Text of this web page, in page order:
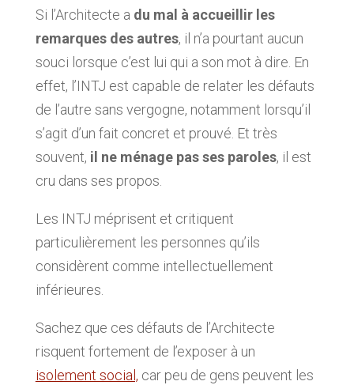
Si l’Architecte a du mal à accueillir les
remarques des autres, il n’a pourtant aucun
souci lorsque c’est lui qui a son mot à dire. En
effet, l’INTJ est capable de relater les défauts
de l’autre sans vergogne, notamment lorsqu’il
s’agit d’un fait concret et prouvé. Et très
souvent, il ne ménage pas ses paroles, il est
cru dans ses propos.
Les INTJ méprisent et critiquent
particulièrement les personnes qu’ils
considèrent comme intellectuellement
inférieures.
Sachez que ces défauts de l’Architecte
risquent fortement de l’exposer à un
isolement social, car peu de gens peuvent les